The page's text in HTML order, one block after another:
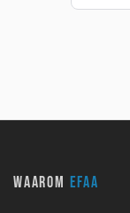
WAAROM EFAA